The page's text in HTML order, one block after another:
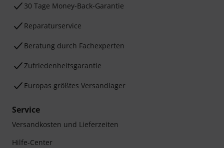
30 Tage Money-Back-Garantie
Reparaturservice
Beratung durch Fachexperten
Zufriedenheitsgarantie
Europas größtes Versandlager
Service
Versandkosten und Lieferzeiten
Hilfe-Center